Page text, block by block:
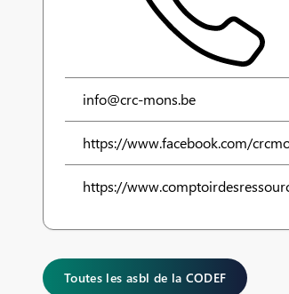
info@crc-mons.be
https://www.facebook.com/
https://
Toutes les asbl de la CODEF